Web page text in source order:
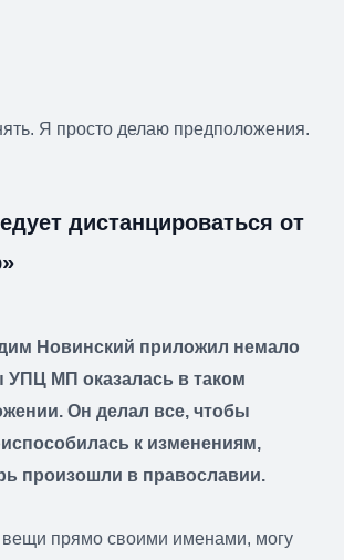
Я просто делаю предположения.
дистанцироваться от
Новинский приложил немало
УПЦ МП оказалась в таком
Он делал все, чтобы
к изменениям,
произошли в православии.
вещи прямо своими именами, могу